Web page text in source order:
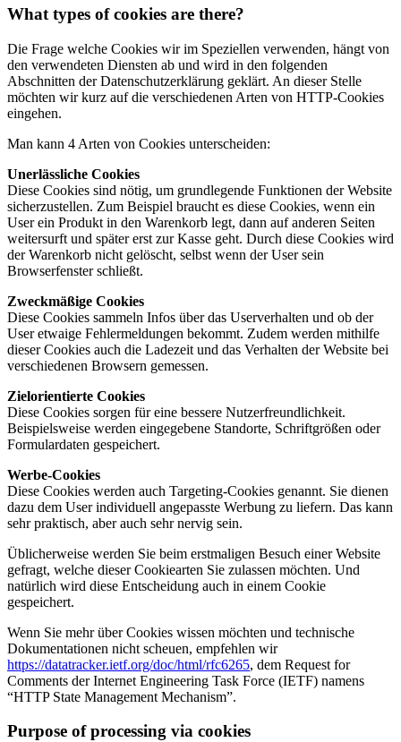
What types of cookies are there?
Die Frage welche Cookies wir im Speziellen verwenden, hängt von
den verwendeten Diensten ab und wird in den folgenden
Abschnitten der Datenschutzerklärung geklärt. An dieser Stelle
möchten wir kurz auf die verschiedenen Arten von HTTP-Cookies
eingehen.
Man kann 4 Arten von Cookies unterscheiden:
Unerlässliche Cookies
Diese Cookies sind nötig, um grundlegende Funktionen der Website
sicherzustellen. Zum Beispiel braucht es diese Cookies, wenn ein
User ein Produkt in den Warenkorb legt, dann auf anderen Seiten
weitersurft und später erst zur Kasse geht. Durch diese Cookies wird
der Warenkorb nicht gelöscht, selbst wenn der User sein
Browserfenster schließt.
Zweckmäßige Cookies
Diese Cookies sammeln Infos über das Userverhalten und ob der
User etwaige Fehlermeldungen bekommt. Zudem werden mithilfe
dieser Cookies auch die Ladezeit und das Verhalten der Website bei
verschiedenen Browsern gemessen.
Zielorientierte Cookies
Diese Cookies sorgen für eine bessere Nutzerfreundlichkeit.
Beispielsweise werden eingegebene Standorte, Schriftgrößen oder
Formulardaten gespeichert.
Werbe-Cookies
Diese Cookies werden auch Targeting-Cookies genannt. Sie dienen
dazu dem User individuell angepasste Werbung zu liefern. Das kann
sehr praktisch, aber auch sehr nervig sein.
Üblicherweise werden Sie beim erstmaligen Besuch einer Website
gefragt, welche dieser Cookiearten Sie zulassen möchten. Und
natürlich wird diese Entscheidung auch in einem Cookie
gespeichert.
Wenn Sie mehr über Cookies wissen möchten und technische
Dokumentationen nicht scheuen, empfehlen wir
https://datatracker.ietf.org/doc/html/rfc6265, dem Request for
Comments der Internet Engineering Task Force (IETF) namens
“HTTP State Management Mechanism”.
Purpose of processing via cookies